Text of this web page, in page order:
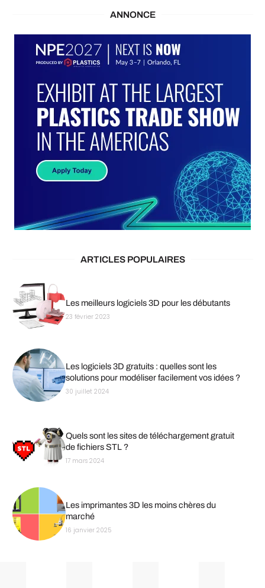
ANNONCE
ARTICLES POPULAIRES
Les meilleurs logiciels 3D pour les débutants
23 février 2023
Les logiciels 3D gratuits : quelles sont les
solutions pour modéliser facilement vos idées ?
30 juillet 2024
Quels sont les sites de téléchargement gratuit
de fichiers STL ?
17 mars 2024
Les imprimantes 3D les moins chères du
marché
16 janvier 2025